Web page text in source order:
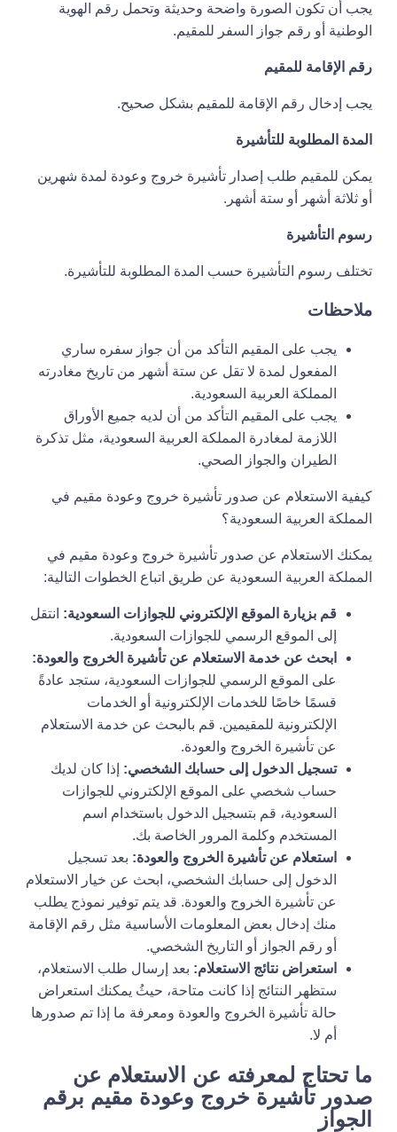
يجب أن تكون الصورة واضحة وحديثة وتحمل رقم الهوية
الوطنية أو رقم جواز السفر للمقيم.
رقم الإقامة للمقيم
يجب إدخال رقم الإقامة للمقيم بشكل صحيح.
المدة المطلوبة للتأشيرة
يمكن للمقيم طلب إصدار تأشيرة خروج وعودة لمدة شهرين
أو ثلاثة أشهر أو ستة أشهر.
رسوم التأشيرة
تختلف رسوم التأشيرة حسب المدة المطلوبة للتأشيرة.
ملاحظات
يجب على المقيم التأكد من أن جواز سفره ساري
المفعول لمدة لا تقل عن ستة أشهر من تاريخ مغادرته
المملكة العربية السعودية.
يجب على المقيم التأكد من أن لديه جميع الأوراق
اللازمة لمغادرة المملكة العربية السعودية، مثل تذكرة
الطيران والجواز الصحي.
كيفية الاستعلام عن صدور تأشيرة خروج وعودة مقيم في
المملكة العربية السعودية؟
يمكنك الاستعلام عن صدور تأشيرة خروج وعودة مقيم في
المملكة العربية السعودية عن طريق اتباع الخطوات التالية:
قم بزيارة الموقع الإلكتروني للجوازات السعودية: انتقل
إلى الموقع الرسمي للجوازات السعودية.
ابحث عن خدمة الاستعلام عن تأشيرة الخروج والعودة:
على الموقع الرسمي للجوازات السعودية، ستجد عادةً
قسمًا خاصًا للخدمات الإلكترونية أو الخدمات
الإلكترونية للمقيمين. قم بالبحث عن خدمة الاستعلام
عن تأشيرة الخروج والعودة.
تسجيل الدخول إلى حسابك الشخصي: إذا كان لديك
حساب شخصي على الموقع الإلكتروني للجوازات
السعودية، قم بتسجيل الدخول باستخدام اسم
المستخدم وكلمة المرور الخاصة بك.
استعلام عن تأشيرة الخروج والعودة: بعد تسجيل
الدخول إلى حسابك الشخصي، ابحث عن خيار الاستعلام
عن تأشيرة الخروج والعودة. قد يتم توفير نموذج يطلب
منك إدخال بعض المعلومات الأساسية مثل رقم الإقامة
أو رقم الجواز أو التاريخ الشخصي.
استعراض نتائج الاستعلام: بعد إرسال طلب الاستعلام،
ستظهر النتائج إذا كانت متاحة، حيثُ يمكنك استعراض
حالة تأشيرة الخروج والعودة ومعرفة ما إذا تم صدورها
أم لا.
ما تحتاج لمعرفته عن الاستعلام عن
صدور تأشيرة خروج وعودة مقيم برقم
الجواز